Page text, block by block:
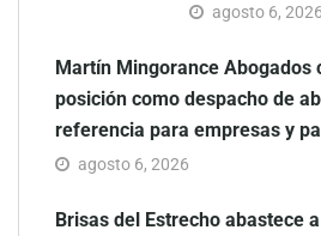
agosto 6, 2026
Martín Mingorance Abogados
posición como despacho de
referencia para empresas y
agosto 6, 2026
Brisas del Estrecho abastece